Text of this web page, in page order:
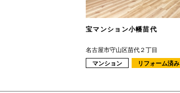
宝マンション小幡苗代
名古屋市守山区苗代２丁目
マンション リフォーム済み